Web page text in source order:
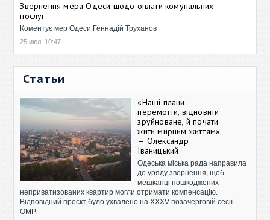
Звернення мера Одеси щодо оплати комунальних
послуг
Коментує мер Одеси Геннадій Труханов
25 июл, 10:47
Статьи
«Наші плани:
перемогти, відновити
зруйноване, й почати
жити мирним життям»,
— Олександр
Іваницький
Одеська міська рада направила
до уряду звернення, щоб
мешканці пошкоджених
неприватизованих квартир могли отримати компенсацію.
Відповідний проєкт було ухвалено на XXXV позачерговій сесії
ОМР.